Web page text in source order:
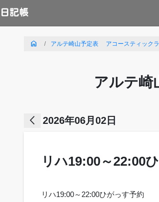
記帳
home アルテ崎山予定表 アコースティック
アルテ
arrow_back_ios 2026年06月02日
リハ19:00～22:00
リハ19:00～22:00ひがっす予約